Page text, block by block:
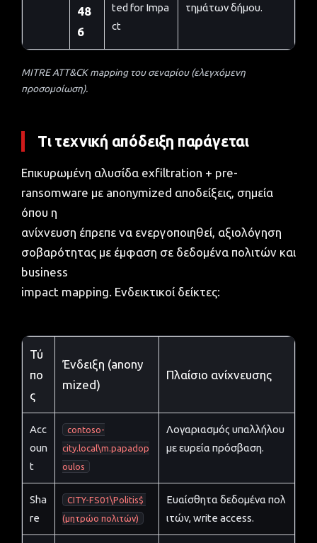
48
6
ted for Impa
ct
τημάτων δήμου.
MITRE ATT&CK mapping του σεναρίου (ελεγχόμενη
προσομοίωση).
Τι τεχνική απόδειξη παράγεται
Επικυρωμένη αλυσίδα exfiltration + pre-
ransomware με anonymized αποδείξεις, σημεία
όπου η
ανίχνευση έπρεπε να ενεργοποιηθεί, αξιολόγηση
σοβαρότητας με έμφαση σε δεδομένα πολιτών και
business
impact mapping. Ενδεικτικοί δείκτες:
Τύ
πο
ς
Ένδειξη (anony
mized)
Πλαίσιο ανίχνευσης
Acc
oun
t
contoso-
city.local\m.papadop
oulos
Λογαριασμός υπαλλήλου
με ευρεία πρόσβαση.
Sha
re
CITY-FS01\Politis$
(μητρώο πολιτών)
Ευαίσθητα δεδομένα πολ
ιτών, write access.